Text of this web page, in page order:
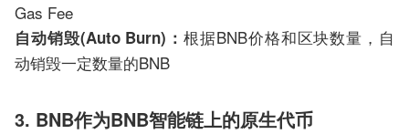
Gas Fee
自动销毁(Auto Burn)：根据BNB价格和区块数量，自
动销毁一定数量的BNB
3. BNB作为BNB智能链上的原生代币